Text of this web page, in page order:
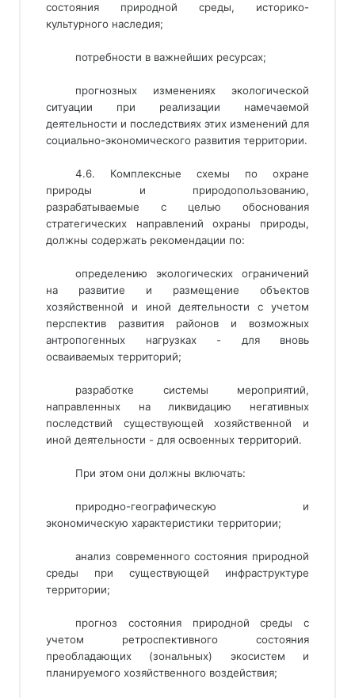
состояния природной среды, историко-
культурного наследия;
потребности в важнейших ресурсах;
прогнозных изменениях экологической
ситуации при реализации намечаемой
деятельности и последствиях этих изменений для
социально-экономического развития территории.
4.6. Комплексные схемы по охране
природы и природопользованию,
разрабатываемые с целью обоснования
стратегических направлений охраны природы,
должны содержать рекомендации по:
определению экологических ограничений
на развитие и размещение объектов
хозяйственной и иной деятельности с учетом
перспектив развития районов и возможных
антропогенных нагрузках - для вновь
осваиваемых территорий;
разработке системы мероприятий,
направленных на ликвидацию негативных
последствий существующей хозяйственной и
иной деятельности - для освоенных территорий.
При этом они должны включать:
природно-географическую и
экономическую характеристики территории;
анализ современного состояния природной
среды при существующей инфраструктуре
территории;
прогноз состояния природной среды с
учетом ретроспективного состояния
преобладающих (зональных) экосистем и
планируемого хозяйственного воздействия;